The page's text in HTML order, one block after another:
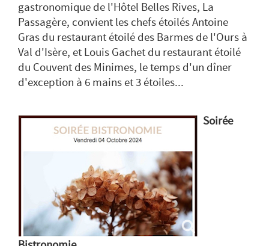
gastronomique de l'Hôtel Belles Rives, La
Passagère, convient les chefs étoilés Antoine
Gras du restaurant étoilé des Barmes de l'Ours à
Val d'Isère, et Louis Gachet du restaurant étoilé
du Couvent des Minimes, le temps d'un dîner
d'exception à 6 mains et 3 étoiles...
Soirée